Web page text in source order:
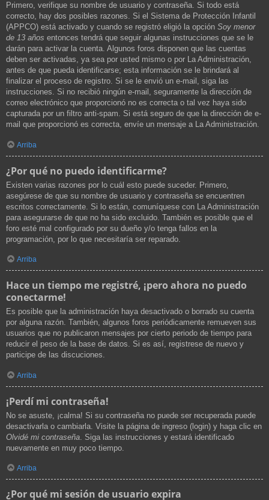
Primero, verifique su nombre de usuario y contraseña. Si todo está
correcto, hay dos posibles razones. Si el Sistema de Protección Infantil
(APPCO) está activado y cuando se registró eligió la opción Soy menor
de 13 años entonces tendrá que seguir algunas instrucciones que se le
darán para activar la cuenta. Algunos foros disponen que las cuentas
deben ser activadas, ya sea por usted mismo o por La Administración,
antes de que pueda identificarse; esta información se le brindará al
finalizar el proceso de registro. Si se le envió un e-mail, siga las
instrucciones. Si no recibió ningún e-mail, seguramente la dirección de
correo electrónico que proporcionó no es correcta o tal vez haya sido
capturada por un filtro anti-spam. Si está seguro de que la dirección de e-
mail que proporcionó es correcta, envíe un mensaje a La Administración.
Arriba
¿Por qué no puedo identificarme?
Existen varias razones por lo cuál esto puede suceder. Primero,
asegúrese de que su nombre de usuario y contraseña se encuentren
escritos correctamente. Si lo están, comuníquese con La Administración
para asegurarse de que no ha sido excluido. También es posible que el
foro esté mal configurado por su dueño y/o tenga fallos en la
programación, por lo que necesitaría ser reparado.
Arriba
Hace un tiempo me registré, ¡pero ahora no puedo
conectarme!
Es posible que la administración haya desactivado o borrado su cuenta
por alguna razón. También, algunos foros periódicamente remueven sus
usuarios que no publicaron mensajes por cierto periodo de tiempo para
reducir el peso de la base de datos. Si es así, registrese de nuevo y
participe de las discuciones.
Arriba
¡Perdí mi contraseña!
No se asuste, ¡calma! Si su contraseña no puede ser recuperada puede
desactivarla o cambiarla. Visite la página de ingreso (login) y haga clic en
Olvidé mi contraseña . Siga las instrucciones y estará identificado
nuevamente en muy poco tiempo.
Arriba
¿Por qué mi sesión de usuario expira